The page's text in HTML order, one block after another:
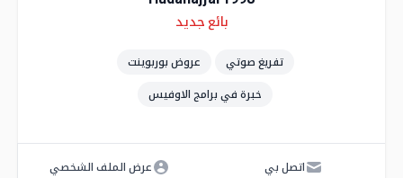
بائع جديد
تفريغ صوتي
عروض بوربوينت
خبرة في برامج الاوفيس
اتصل بي عرض الملف الشخصي